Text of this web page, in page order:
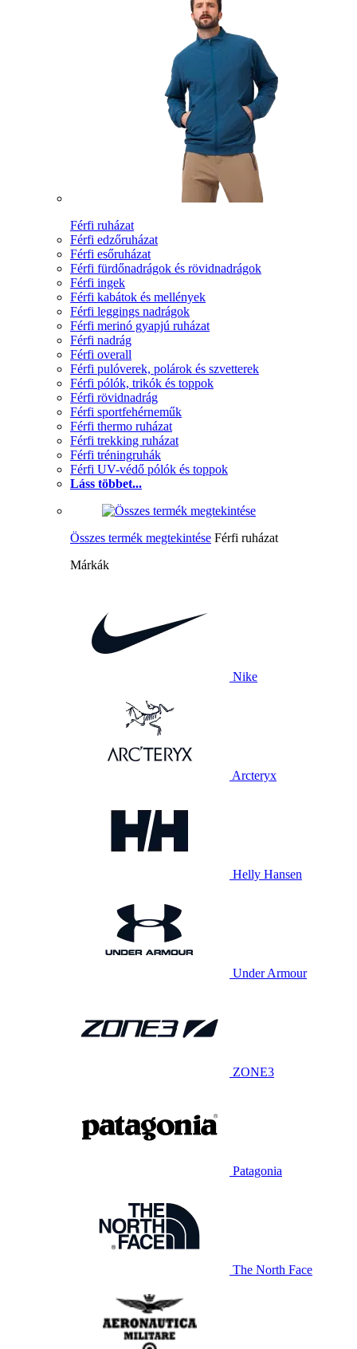
Férfi ruházat
Férfi edzőruházat
Férfi esőruházat
Férfi fürdőnadrágok és rövidnadrágok
Férfi ingek
Férfi kabátok és mellények
Férfi leggings nadrágok
Férfi merinó gyapjú ruházat
Férfi nadrág
Férfi overall
Férfi pulóverek, polárok és szvetterek
Férfi pólók, trikók és toppok
Férfi rövidnadrág
Férfi sportfehérneműk
Férfi thermo ruházat
Férfi trekking ruházat
Férfi tréningruhák
Férfi UV-védő pólók és toppok
Láss többet...
Összes termék megtekintése Férfi ruházat
Márkák
Nike
Arcteryx
Helly Hansen
Under Armour
ZONE3
Patagonia
The North Face